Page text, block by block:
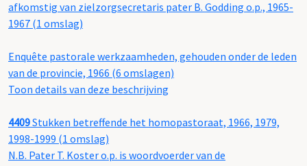
afkomstig van zielzorgsecretaris pater B. Godding o.p., 1965-
1967 (1 omslag)
Enquête pastorale werkzaamheden, gehouden onder de leden
van de provincie, 1966 (6 omslagen)
Toon details van deze beschrijving
4409Stukken betreffende het homopastoraat, 1966, 1979,
1998-1999 (1 omslag)
N.B. Pater T. Koster o.p. is woordvoerder van de